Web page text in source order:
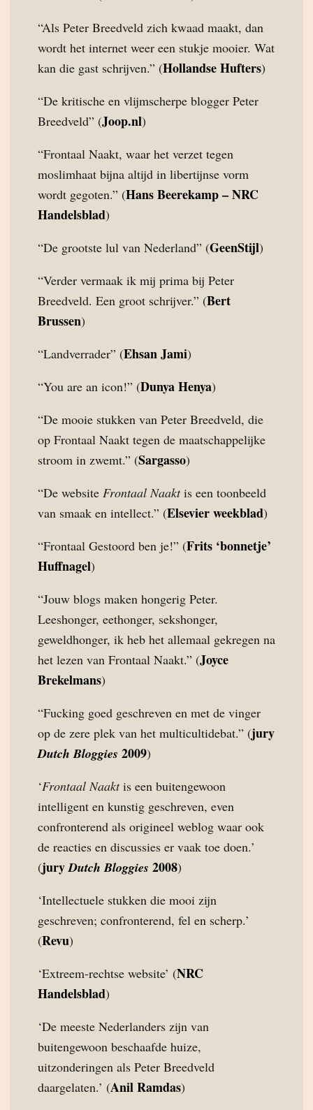
“Als Peter Breedveld zich kwaad maakt, dan
wordt het internet weer een stukje mooier. Wat
kan die gast schrijven.” (Hollandse Hufters)
“De kritische en vlijmscherpe blogger Peter
Breedveld” (Joop.nl)
“Frontaal Naakt, waar het verzet tegen
moslimhaat bijna altijd in libertijnse vorm
wordt gegoten.” (Hans Beerekamp – NRC
Handelsblad)
“De grootste lul van Nederland” (GeenStijl)
“Verder vermaak ik mij prima bij Peter
Breedveld. Een groot schrijver.” (Bert
Brussen)
“Landverrader” (Ehsan Jami)
“You are an icon!” (Dunya Henya)
“De mooie stukken van Peter Breedveld, die
op Frontaal Naakt tegen de maatschappelijke
stroom in zwemt.” (Sargasso)
“De website Frontaal Naaktis een toonbeeld
van smaak en intellect.” (Elsevier weekblad)
“Frontaal Gestoord ben je!” (Frits ‘bonnetje’
Huffnagel)
“Jouw blogs maken hongerig Peter.
Leeshonger, eethonger, sekshonger,
geweldhonger, ik heb het allemaal gekregen na
het lezen van Frontaal Naakt.” (Joyce
Brekelmans)
“Fucking goed geschreven en met de vinger
op de zere plek van het multicultidebat.” (jury
Dutch Bloggies 2009)
‘Frontaal Naaktis een buitengewoon
intelligent en kunstig geschreven, even
confronterend als origineel weblog waar ook
de reacties en discussies er vaak toe doen.’
(juryDutch Bloggies 2008)
‘Intellectuele stukken die mooi zijn
geschreven; confronterend, fel en scherp.’
(Revu)
‘Extreem-rechtse website’ (NRC
Handelsblad)
‘De meeste Nederlanders zijn van
buitengewoon beschaafde huize,
uitzonderingen als Peter Breedveld
daargelaten.’ (Anil Ramdas)